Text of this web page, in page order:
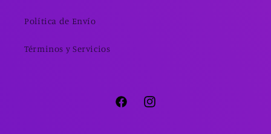
Política de Envío
Términos y Servicios
FacebookInstagram